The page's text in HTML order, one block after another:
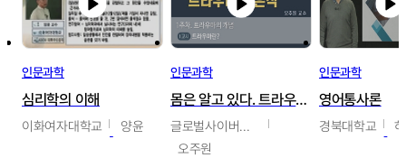
인문과학
심리학의 이해
이화여자대학교 양윤
인문과학
몸은 알고 있다. 트라우마의 흔적
글로벌사이버대학교
오주원
인문과학
영어통사론
경북대학교